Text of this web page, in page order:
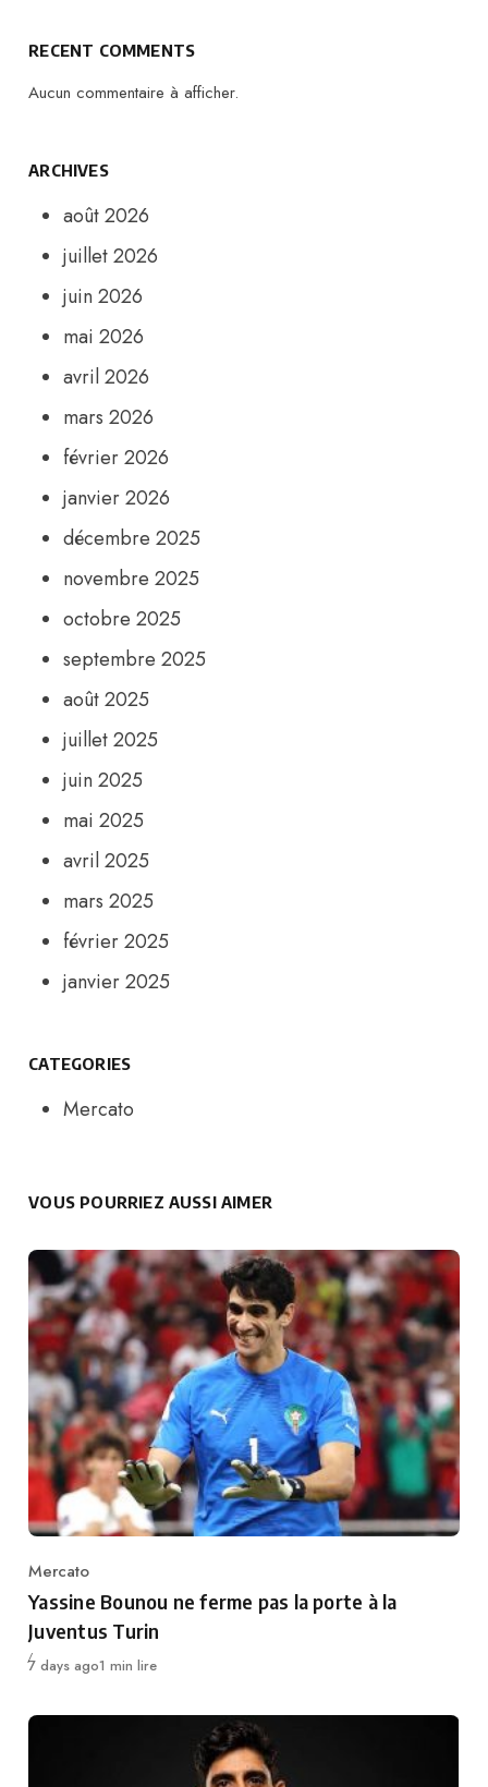
RECENT COMMENTS
Aucun commentaire à afficher.
ARCHIVES
août 2026
juillet 2026
juin 2026
mai 2026
avril 2026
mars 2026
février 2026
janvier 2026
décembre 2025
novembre 2025
octobre 2025
septembre 2025
août 2025
juillet 2025
juin 2025
mai 2025
avril 2025
mars 2025
février 2025
janvier 2025
CATEGORIES
Mercato
VOUS POURRIEZ AUSSI AIMER
Category
Mercato
Yassine Bounou ne ferme pas la porte à la
Juventus Turin
Publié
7 days ago1 min lire